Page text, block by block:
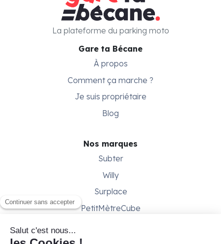
Gare ta Bécane
À propos
Comment ça marche ?
Je suis propriétaire
Blog
Nos marques
Subter
Willy
Surplace
PetitMètreCube
Besoin d'aide ?
La plateforme du parking moto